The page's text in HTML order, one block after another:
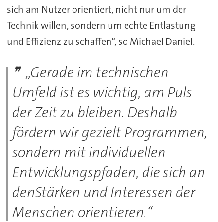
sich am Nutzer orientiert, nicht nur um der
Technik willen, sondern um echte Entlastung
und Effizienz zu schaffen“, so Michael Daniel.
„Gerade im technischen
Umfeld ist es wichtig, am Puls
der Zeit zu bleiben. Deshalb
fördern wir gezielt Programmen,
sondern mit individuellen
Entwicklungspfaden, die sich an
denStärken und Interessen der
Menschen orientieren.“